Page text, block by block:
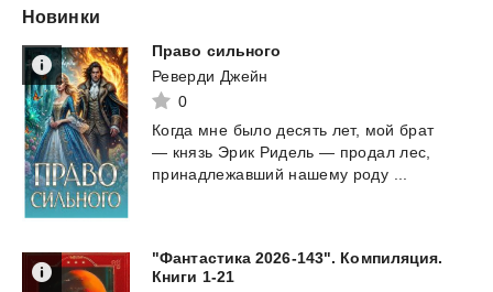
Новинки
Право сильного
Реверди Джейн
0
Когда мне было десять лет, мой брат
— князь Эрик Ридель — продал лес,
принадлежавший нашему роду ...
"Фантастика 2026-143". Компиляция.
Книги 1-21